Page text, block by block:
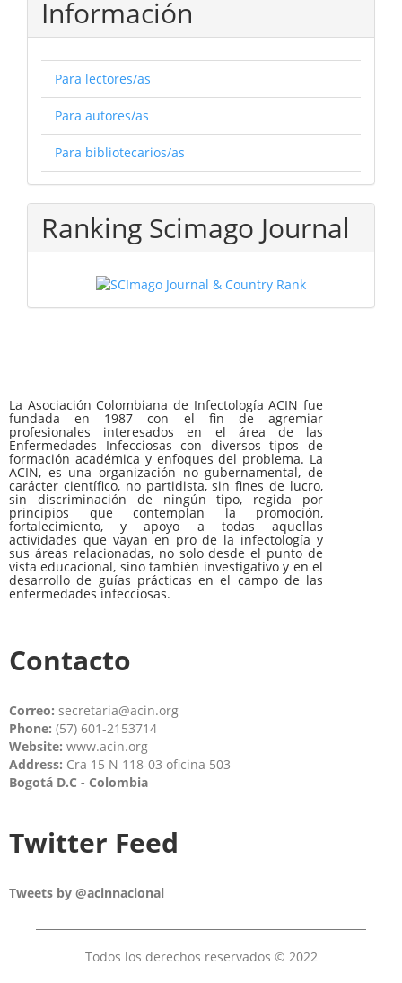
Información
Para lectores/as
Para autores/as
Para bibliotecarios/as
Ranking Scimago Journal
La Asociación Colombiana de Infectología ACIN fue
fundada en 1987 con el fin de agremiar
profesionales interesados en el área de las
Enfermedades Infecciosas con diversos tipos de
formación académica y enfoques del problema. La
ACIN, es una organización no gubernamental, de
carácter científico, no partidista, sin fines de lucro,
sin discriminación de ningún tipo, regida por
principios que contemplan la promoción,
fortalecimiento, y apoyo a todas aquellas
actividades que vayan en pro de la infectología y
sus áreas relacionadas, no solo desde el punto de
vista educacional, sino también investigativo y en el
desarrollo de guías prácticas en el campo de las
enfermedades infecciosas.
Contacto
Correo: secretaria@acin.org
Phone: (57) 601-2153714
Website: www.acin.org
Address: Cra 15 N 118-03 oficina 503
Bogotá D.C - Colombia
Twitter Feed
Tweets by @acinnacional
Todos los derechos reservados © 2022